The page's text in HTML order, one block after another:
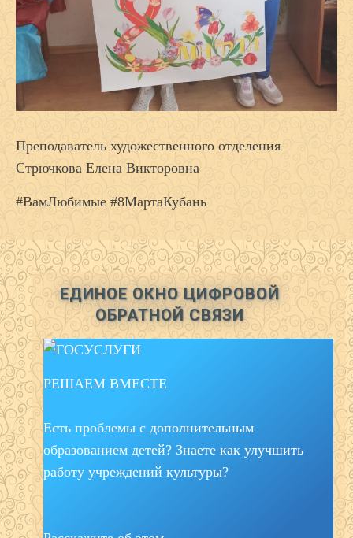
Преподаватель художественного отделения
Стрючкова Елена Викторовна
#ВамЛюбимые #8МартаКубань
ЕДИНОЕ ОКНО ЦИФРОВОЙ
ОБРАТНОЙ СВЯЗИ
РЕШАЕМ ВМЕСТЕ
Есть проблемы с дополнительным
образованием детей? Знаете как улучшить
работу учреждений культуры?